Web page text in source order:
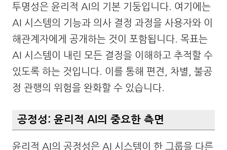
투명성은 윤리적 AI의 기본 기둥입니다. 여기에는
AI 시스템의 기능과 의사 결정 과정을 사용자와 이
해관계자에게 공개하는 것이 포함됩니다. 목표는
AI 시스템이 내린 모든 결정을 이해하고 추적할 수
있도록 하는 것입니다. 이를 통해 편견, 차별, 불공
정 관행의 위험을 완화할 수 있습니다.
공정성: 윤리적 AI의 중요한 측면
윤리적 AI의 공정성은 AI 시스템이 한 그룹을 다른